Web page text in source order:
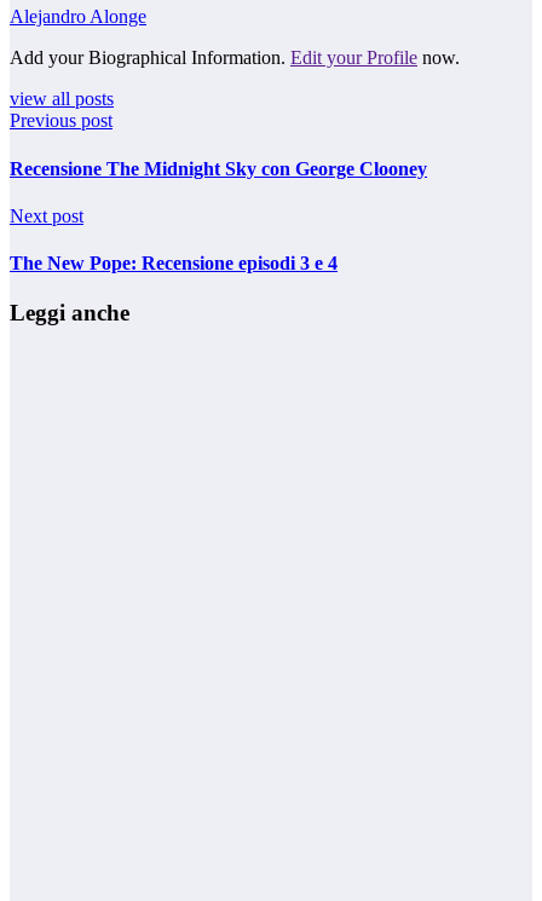
Alejandro Alonge
Add your Biographical Information. Edit your Profile now.
view all posts
Previous post
Recensione The Midnight Sky con George Clooney
Next post
The New Pope: Recensione episodi 3 e 4
Leggi anche